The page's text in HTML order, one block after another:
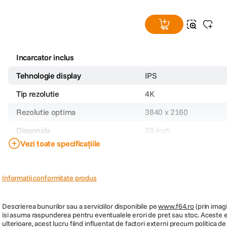
JN-IPS2802UHDR
https://japannext.fr/en/
Incarcator inclus
Tehnologie display
IPS
Tip rezolutie
4K
Rezolutie optima
3840 x 2160
Diagonala
28 inch
Aspect imagine
Format ecran
Luminozitate
300 cd/mp
Timp de raspuns
5.0 ms
Vezi toate specificațiile
Informatii conformitate produs
Descrierea bunurilor sau a serviciilor disponibile pewww.f64.ro(prin
isi asuma raspunderea pentru eventualele erori de pret sau stoc.
ulterioare, acest lucru fiind influentat de factori externi precum politica